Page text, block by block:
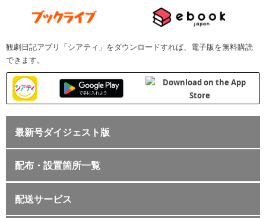
観劇日記アプリ「シアティ」をダウンロードすれば、電子版を無料購読
できます。
最新号ダイジェスト版
配布・設置箇所一覧
配送サービス